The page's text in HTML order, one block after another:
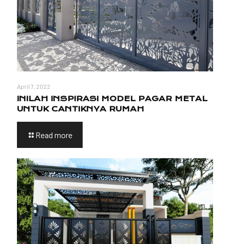
April 7, 2022
INILAH INSPIRASI MODEL PAGAR METAL
UNTUK CANTIKNYA RUMAH
Read more